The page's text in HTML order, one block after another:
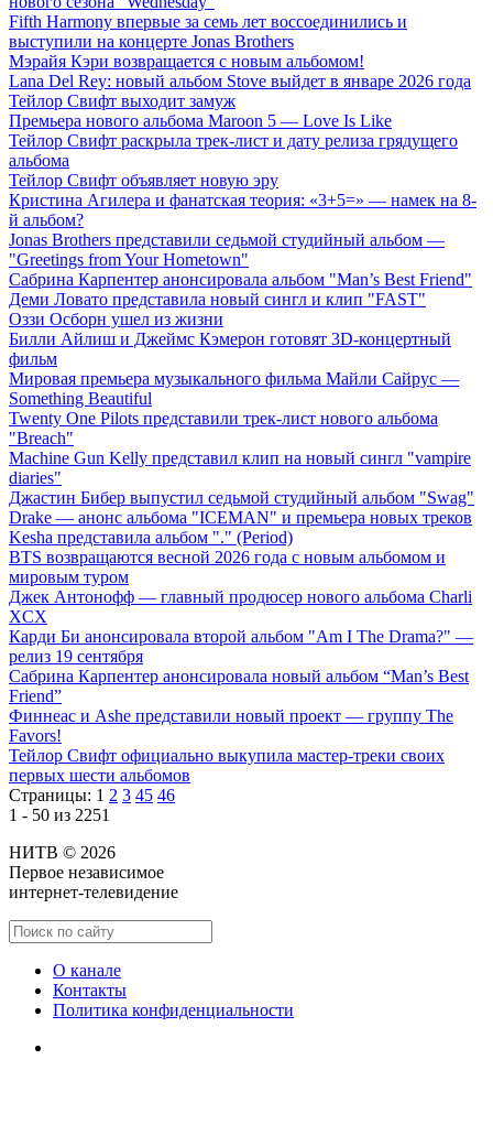
Fifth Harmony впервые за семь лет воссоединились и
выступили на концерте Jonas Brothers
Мэрайя Кэри возвращается с новым альбомом!
Lana Del Rey: новый альбом Stove выйдет в январе 2026 года
Тейлор Свифт выходит замуж
Премьера нового альбома Maroon 5 — Love Is Like
Тейлор Свифт раскрыла трек-лист и дату релиза грядущего
альбома
Тейлор Свифт объявляет новую эру
Кристина Агилера и фанатская теория: «3+5=» — намек на 8-
й альбом?
Jonas Brothers представили седьмой студийный альбом —
"Greetings from Your Hometown"
Сабрина Карпентер анонсировала альбом "Man’s Best Friend"
Деми Ловато представила новый сингл и клип "FAST"
Оззи Осборн ушел из жизни
Билли Айлиш и Джеймс Кэмерон готовят 3D-концертный
фильм
Мировая премьера музыкального фильма Майли Сайрус —
Something Beautiful
Twenty One Pilots представили трек-лист нового альбома
"Breach"
Machine Gun Kelly представил клип на новый сингл "vampire
diaries"
Джастин Бибер выпустил седьмой студийный альбом "Swag"
Drake — анонс альбома "ICEMAN" и премьера новых треков
Kesha представила альбом "." (Period)
BTS возвращаются весной 2026 года с новым альбомом и
мировым туром
Джек Антонофф — главный продюсер нового альбома Charli
XCX
Карди Би анонсировала второй альбом "Am I The Drama?" —
релиз 19 сентября
Сабрина Карпентер анонсировала новый альбом “Man’s Best
Friend”
Финнеас и Ashe представили новый проект — группу The
Favors!
Тейлор Свифт официально выкупила мастер-треки своих
первых шести альбомов
Страницы: 1 2 3 45 46
1 - 50 из 2251
НИТВ © 2026
Первое независимое
интернет-телевидение
О канале
Контакты
Политика конфиденциальности